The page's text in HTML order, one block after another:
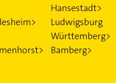
Hansestadt>
Ludwigsburg
Württemberg>
Bamberg>